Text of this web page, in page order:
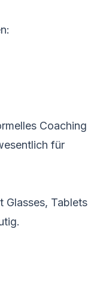
Coaching
für
Glasses, Tablets